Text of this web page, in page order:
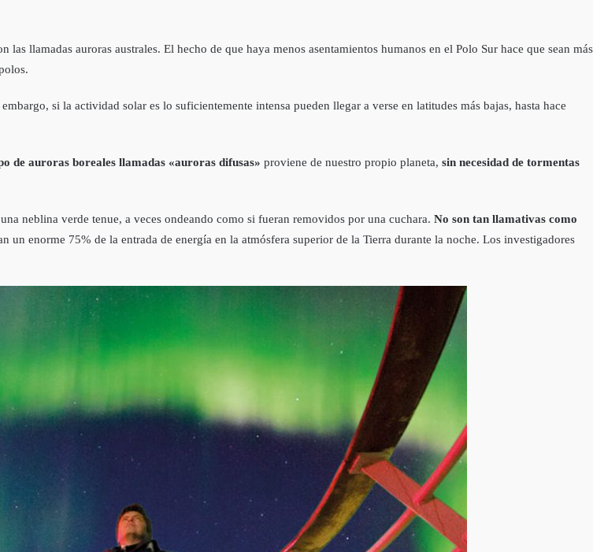
llamadas auroras australes. El hecho de que haya menos asentamientos humanos en el Polo Sur hace que sean más
si la actividad solar es lo suficientemente intensa pueden llegar a verse en latitudes más bajas, hasta hace
de auroras boreales llamadas «auroras difusas» proviene de nuestro propio planeta, sin necesidad de tormentas
neblina verde tenue, a veces ondeando como si fueran removidos por una cuchara. No son tan llamativas como
un enorme 75% de la entrada de energía en la atmósfera superior de la Tierra durante la noche. Los investigadores